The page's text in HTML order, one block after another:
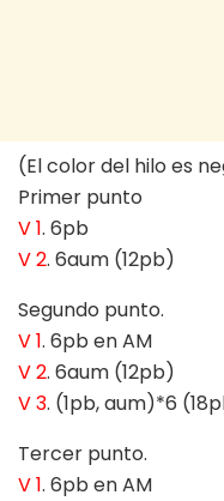
(El color del hilo es
Primer punto
V 1. 6pb
V 2. 6aum (12pb)
Segundo punto.
V 1. 6pb en AM
V 2. 6aum (12pb)
V 3. (1pb, aum)*6
Tercer punto.
V 1. 6pb en AM